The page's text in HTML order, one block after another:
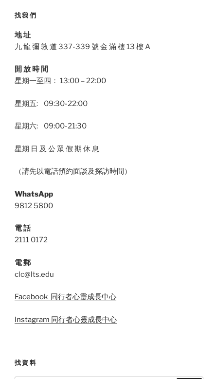
找我們
地 址
九 龍 彌 敦 道 337-339 號 金 滿 樓 13 樓 A
開 放 時 間
星期一至四： 13:00 – 22:00
星期五: 09:30-22:00
星期六: 09:00-21:30
星期 日 及 公 眾 假 期 休 息
（請先以電話預約面談及探訪時間）
WhatsApp
9812 5800
電 話
2111 0172
電 郵
clc@lts.edu
Facebook 同行者心靈成長中心
Instagram 同行者心靈成長中心
找資料